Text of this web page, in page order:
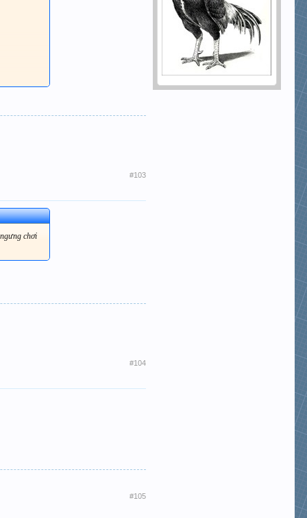
#103
chơi
#104
#105